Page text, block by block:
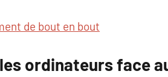
de bout en bout
ordinateurs face